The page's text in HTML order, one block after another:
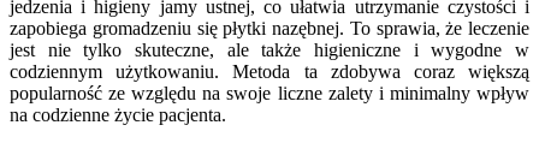
jedzenia i higieny jamy ustnej, co ułatwia utrzymanie czystości i
zapobiega gromadzeniu się płytki nazębnej. To sprawia, że leczenie
jest nie tylko skuteczne, ale także higieniczne i wygodne w
codziennym użytkowaniu. Metoda ta zdobywa coraz większą
popularność ze względu na swoje liczne zalety i minimalny wpływ
na codzienne życie pacjenta.